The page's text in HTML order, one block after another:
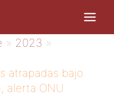
2023
atrapadas bajo
alerta ONU